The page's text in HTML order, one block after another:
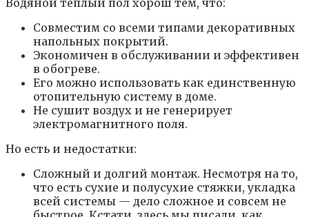
Совместим со всеми типами декоративных
напольных покрытий.
Экономичен в обслуживании и эффективен
в обогреве.
Его можно использовать как единственную
отопительную систему в доме.
Не сушит воздух и не генерирует
электромагнитного поля.
Но есть и недостатки:
Сложный и долгий монтаж. Несмотря на то,
что есть сухие и полусухие стяжки, укладка
всей системы — дело сложное и совсем не